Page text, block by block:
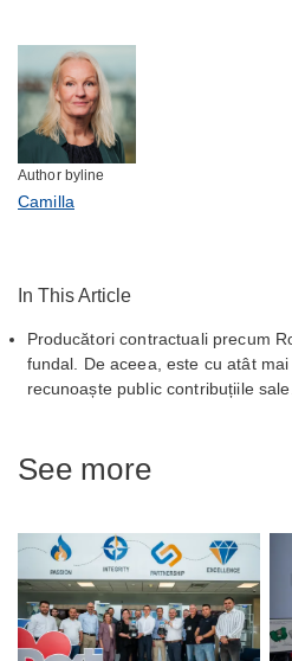
Author byline
Camilla
In This Article
Producători contractuali precum
fundal. De aceea, este cu atât
recunoaște public contribuțiile
See more